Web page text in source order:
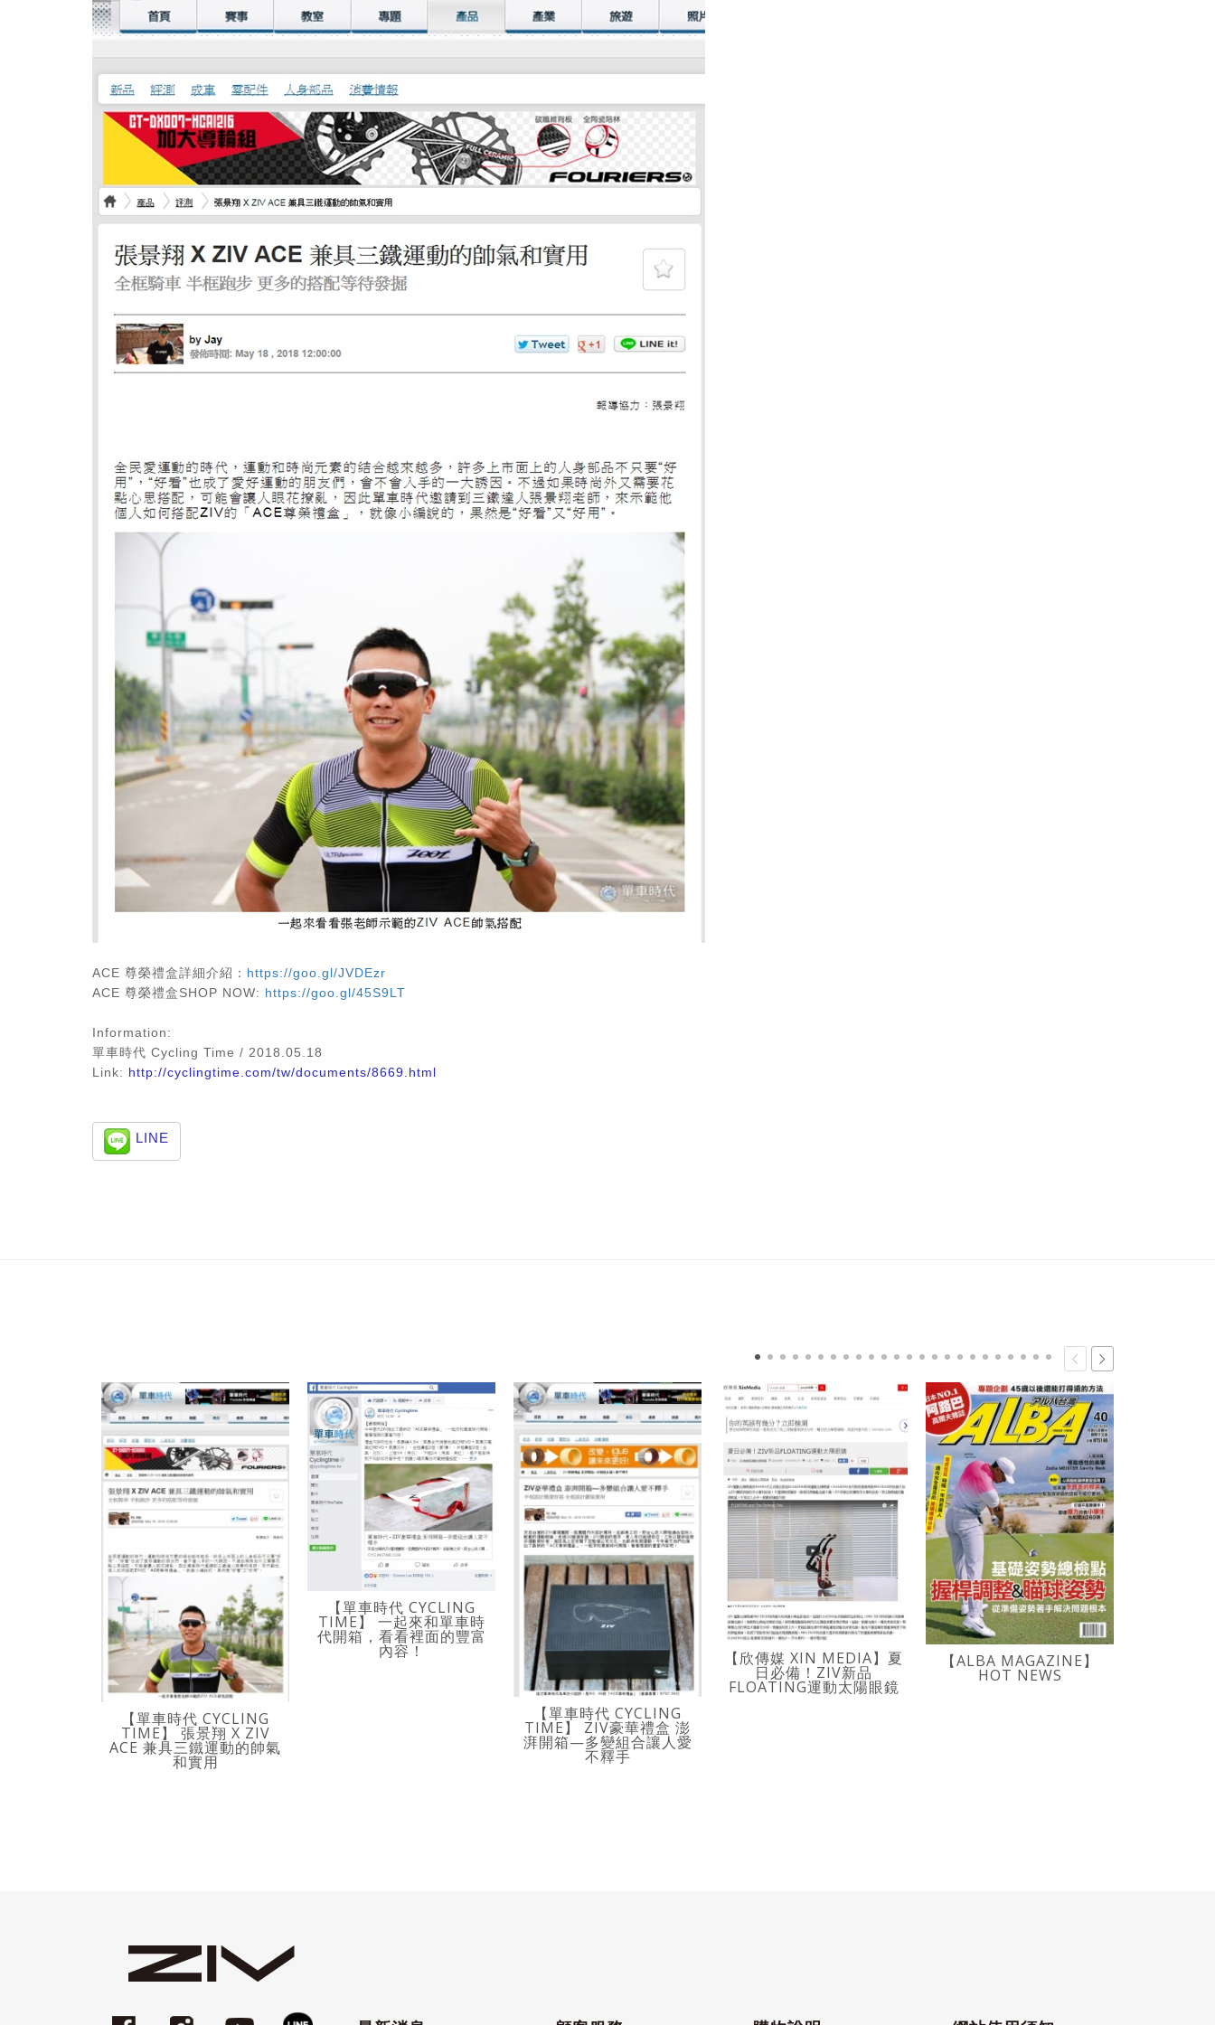
ACE 尊榮禮盒詳細介紹： https://goo.gl/JVDEzr
ACE 尊榮禮盒SHOP NOW: https://goo.gl/45S9LT
Information:
單車時代 Cycling Time / 2018.05.18
Link: http://cyclingtime.com/tw/documents/8669.html​
LINE
【單車時代 CYCLING
TIME】 張景翔 X ZIV
ACE 兼具三鐵運動的帥氣
和實用
【單車時代 CYCLING
TIME】 一起來和單車時
代開箱，看看裡面的豐富
內容！
【單車時代 CYCLING
TIME】 ZIV豪華禮盒 澎
湃開箱—多變組合讓人愛
不釋手
【欣傳媒 XIN MEDIA】夏
日必備！ZIV新品
FLOATING運動太陽眼鏡
【ALBA MAGAZINE】
HOT NEWS